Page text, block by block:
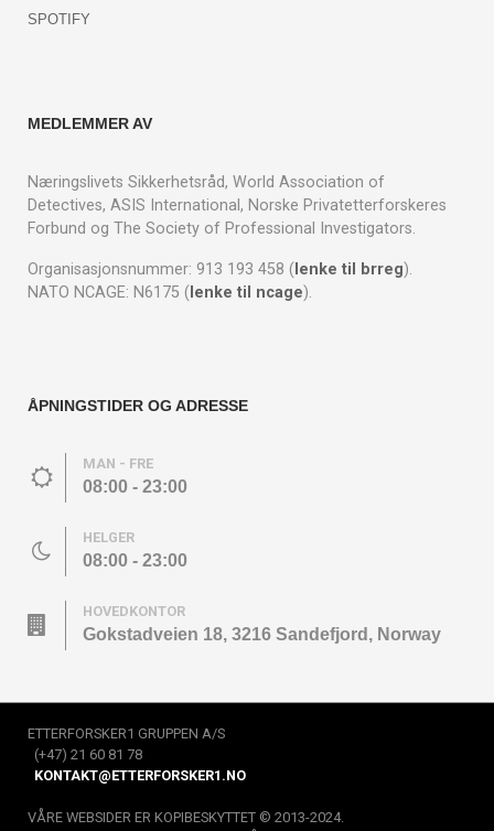
SPOTIFY
MEDLEMMER AV
Næringslivets Sikkerhetsråd, World Association of
Detectives, ASIS International, Norske Privatetterforskeres
Forbund og The Society of Professional Investigators.
Organisasjonsnummer: 913 193 458 ( lenke til brreg).
NATO NCAGE: N6175 ( lenke til ncage).
ÅPNINGSTIDER OG ADRESSE
MAN - FRE
08:00 - 23:00
HELGER
08:00 - 23:00
HOVEDKONTOR
Gokstadveien 18, 3216 Sandefjord, Norway
ETTERFORSKER1 GRUPPEN A/S
(+47) 21 60 81 78
KONTAKT@ETTERFORSKER1.NO
VÅRE WEBSIDER ER KOPIBESKYTTET © 2013-2024.